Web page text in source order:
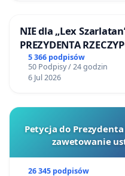
NIE dla „Lex
PREZYDENTA
5 366 podpisów
50 Podpisy / 24 godzin
6 Jul 2026
Petycja do
zawetowanie
26 345 podpisów